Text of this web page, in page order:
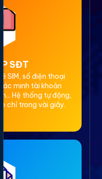
SĐT
SIM, số điện thoại
minh tài khoản
Hệ thống tự động,
chỉ trong vài giây.